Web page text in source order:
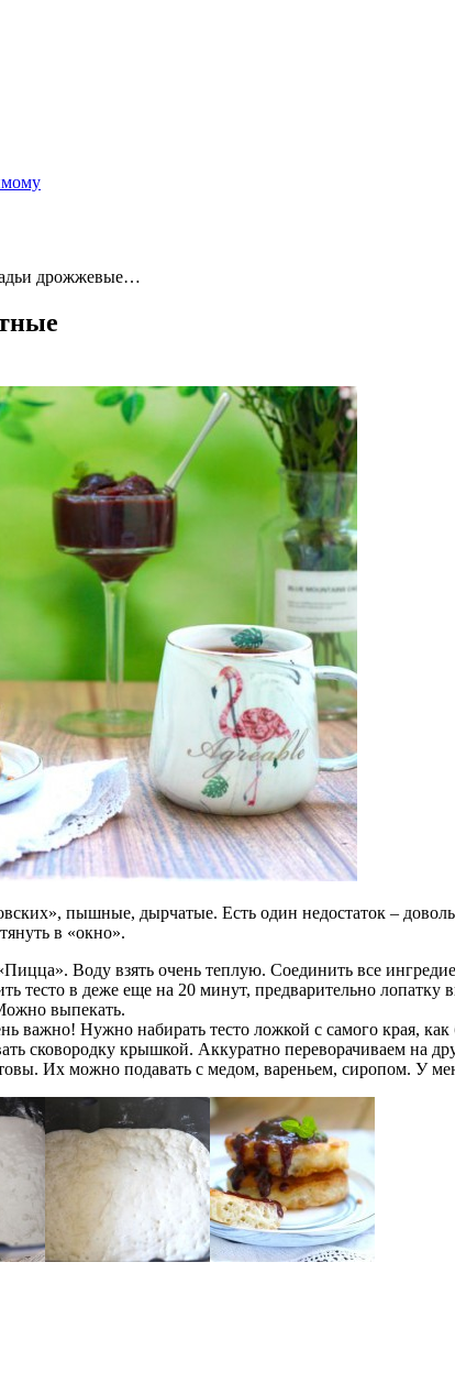
дрожжевые…
пышные, дырчатые. Есть один недостаток –
в «окно».
Воду взять очень теплую. Соединить все
тесто в деже еще на 20 минут, предварительно лопатку
выпекать.
важно! Нужно набирать тесто ложкой с самого края,
сковородку крышкой. Аккуратно переворачиваем на
Их можно подавать с медом, вареньем, сиропом. У